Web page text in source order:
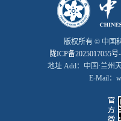
版权所有 © 中国
陇ICP备2025017055号
地址 Add：中国·兰州
E-Mail：